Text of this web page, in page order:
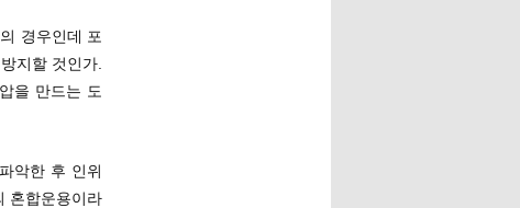
경우인데 포
지할 것인가.
을 만드는 도
악한 후 인위
혼합운용이라